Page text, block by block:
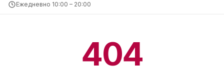
Ежедневно 10:00 – 20:00
404